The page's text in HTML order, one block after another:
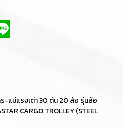
-แม่แรงเต่า 30 ตัน 20 ล้อ รุ่นล้อ
CARGO TROLLEY (STEEL